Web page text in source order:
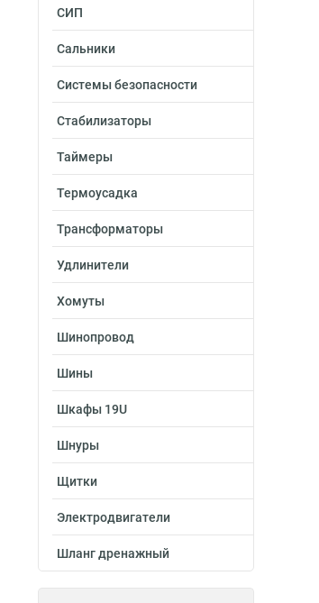
СИП
Сальники
Системы безопасности
Стабилизаторы
Таймеры
Термоусадка
Трансформаторы
Удлинители
Хомуты
Шинопровод
Шины
Шкафы 19U
Шнуры
Щитки
Электродвигатели
Шланг дренажный